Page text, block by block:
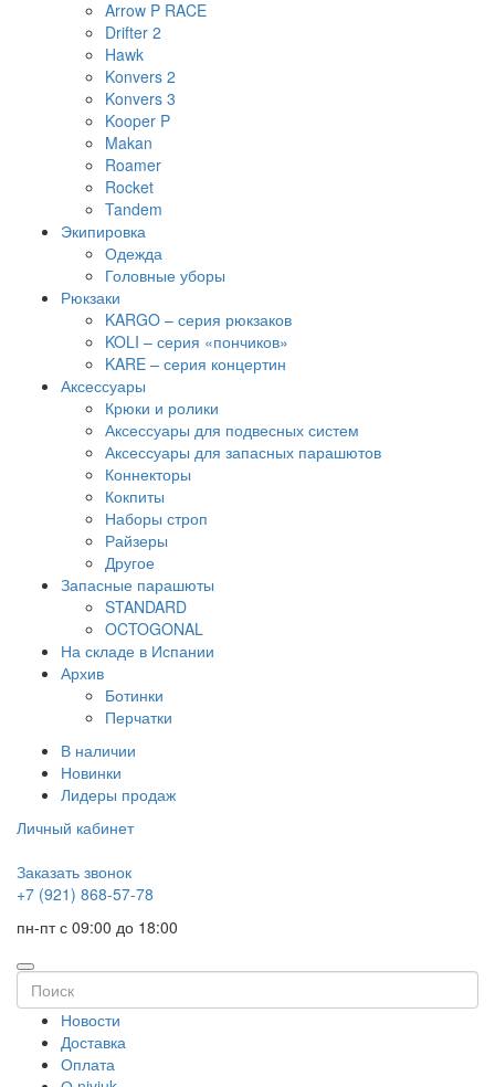
Arrow P RACE
Drifter 2
Hawk
Konvers 2
Konvers 3
Kooper P
Makan
Roamer
Rocket
Tandem
Экипировка
Одежда
Головные уборы
Рюкзаки
KARGO – серия рюкзаков
KOLI – серия «пончиков»
KARE – серия концертин
Аксессуары
Крюки и ролики
Аксессуары для подвесных систем
Аксессуары для запасных парашютов
Коннекторы
Кокпиты
Наборы строп
Райзеры
Другое
Запасные парашюты
STANDARD
OCTOGONAL
На складе в Испании
Архив
Ботинки
Перчатки
В наличии
Новинки
Лидеры продаж
Личный кабинет
Заказать звонок
+7 (921) 868-57-78
пн-пт с 09:00 до 18:00
Новости
Доставка
Оплата